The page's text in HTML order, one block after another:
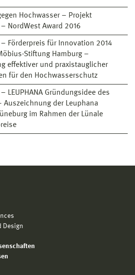
Hochwasser – Projekt
– NordWest Award 2016
– Förderpreis für Innovation 2014
Stiftung Hamburg –
effektiver und praxistauglicher
für den Hochwasserschutz
– LEUPHANA Gründungsidee des
Auszeichnung der Leuphana
im Rahmen der Lünale
Design